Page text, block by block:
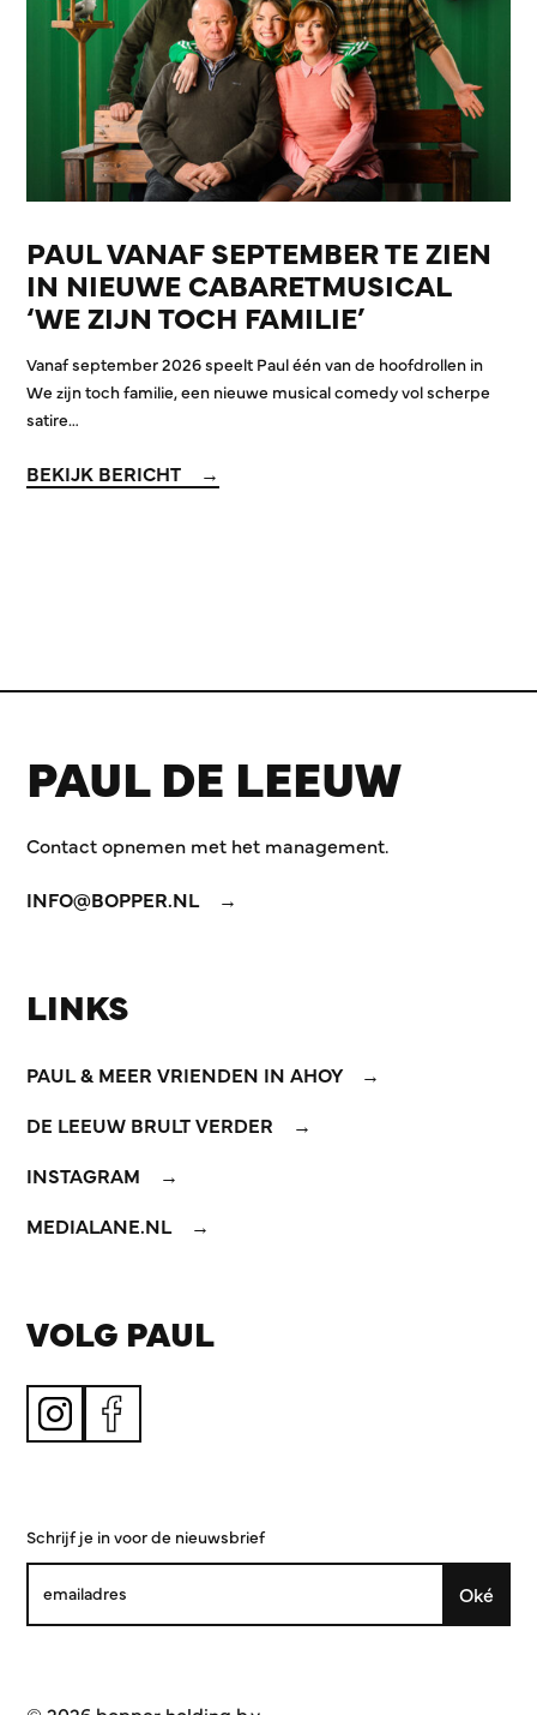
PAUL VANAF SEPTEMBER TE ZIEN
IN NIEUWE CABARETMUSICAL
‘WE ZIJN TOCH FAMILIE’
Vanaf september 2026 speelt Paul één van de hoofdrollen in
We zijn toch familie, een nieuwe musical comedy vol scherpe
satire…
BEKIJK BERICHT
PAUL DE LEEUW
Contact opnemen met het management.
INFO@BOPPER.NL
LINKS
PAUL & MEER VRIENDEN IN AHOY
DE LEEUW BRULT VERDER
INSTAGRAM
MEDIALANE.NL
VOLG PAUL
Schrijf je in voor de nieuwsbrief
Oké